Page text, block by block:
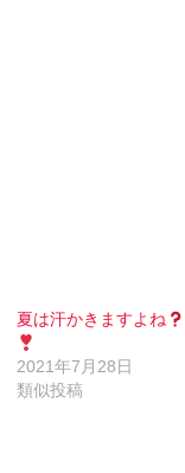
夏は汗かきますよね
2021年7月28日
類似投稿